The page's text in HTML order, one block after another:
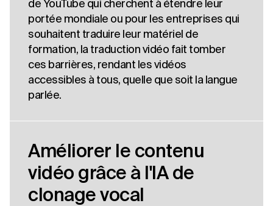
de YouTube qui cherchent à étendre leur
portée mondiale ou pour les entreprises qui
souhaitent traduire leur matériel de
formation, la traduction vidéo fait tomber
ces barrières, rendant les vidéos
accessibles à tous, quelle que soit la langue
parlée.
Améliorer le contenu
vidéo grâce à l'IA de
clonage vocal